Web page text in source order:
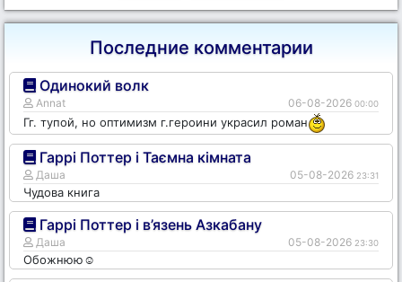
Последние комментарии
Одинокий волк
Annat 06-08-2026 00:00
Гг. тупой, но оптимизм г.героини украсил роман
Гаррі Поттер і Таємна кімната
Даша 05-08-2026 23:31
Чудова книга
Гаррі Поттер і в’язень Азкабану
Даша 05-08-2026 23:30
Обожнюю☺️